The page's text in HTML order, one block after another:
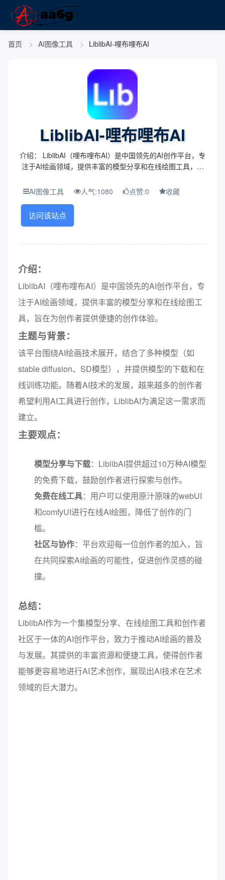
首页 AI图像工具 LiblibAI-哩布哩布AI
LiblibAI-哩布哩布AI
介绍： LiblibAI（哩布哩布AI）是中国领先的AI创作平台，专
注于AI绘画领域，提供丰富的模型分享和在线绘图工具，旨
AI绘画技术展开，结合了多种模...
AI图像工具 人气:1080 点赞:0 收藏
访问该站点
介绍：
LiblibAI（哩布哩布AI）是中国领先的AI创作平台，专
注于AI绘画领域，提供丰富的模型分享和在线绘图工
具，旨在为创作者提供便捷的创作体验。
主题与背景：
该平台围绕AI绘画技术展开，结合了多种模型（如
stable diffusion、SD模型），并提供模型的下载和在
线训练功能。随着AI技术的发展，越来越多的创作者
希望利用AI工具进行创作，LiblibAI为满足这一需求而
建立。
主要观点：
模型分享与下载：LiblibAI提供超过10万种AI模型
的免费下载，鼓励创作者进行探索与创作。
免费在线工具：用户可以使用原汁原味的webUI
和comfyUI进行在线AI绘图，降低了创作的门
槛。
社区与协作：平台欢迎每一位创作者的加入，旨
在共同探索AI绘画的可能性，促进创作灵感的碰
撞。
总结：
LiblibAI作为一个集模型分享、在线绘图工具和创作者
社区于一体的AI创作平台，致力于推动AI绘画的普及
与发展。其提供的丰富资源和便捷工具，使得创作者
能够更容易地进行AI艺术创作，展现出AI技术在艺术
领域的巨大潜力。